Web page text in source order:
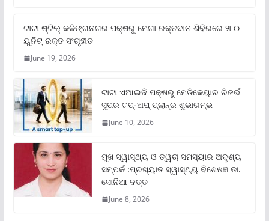
ଟାଟା ଷ୍ଟିଲ୍‌ କଳିଙ୍ଗନଗର ପକ୍ଷରୁ ମେଗା ରକ୍ତଦାନ ଶିବିରରେ ୨୮୦
ୟୁନିଟ୍‌ ରକ୍ତ ସଂଗୃହୀତ
June 19, 2026
ଟାଟା ଏଆଇଜି ପକ୍ଷରୁ ମେଡିକେୟାର ରିଜର୍ଭ
ସୁପର ଟପ୍‌-ଅପ୍ ପ୍ଲାନ୍‌ର ଶୁଭାରମ୍ଭ
June 10, 2026
ମୁଖ ସ୍ୱାସ୍ଥ୍ୟ ଓ ତ୍ୱଚା ସମସ୍ୟାର ଅଦୃଶ୍ୟ
ସମ୍ପର୍କ :ପ୍ରଖ୍ୟାତ ସ୍ୱାସ୍ଥ୍ୟ ବିଶେଷଜ୍ଞ ଡା.
ସୋନିଆ ଦତ୍ତ
June 8, 2026